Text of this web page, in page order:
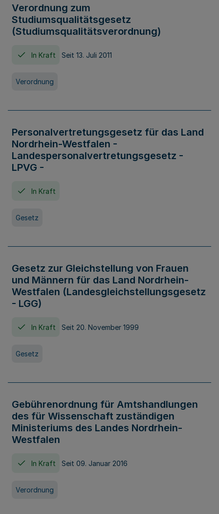
Verordnung zum
Studiumsqualitätsgesetz
(Studiumsqualitätsverordnung)
In Kraft Seit 13. Juli 2011
Verordnung
Personalvertretungsgesetz für das Land
Nordrhein-Westfalen -
Landespersonalvertretungsgesetz -
LPVG -
In Kraft
Gesetz
Gesetz zur Gleichstellung von Frauen
und Männern für das Land Nordrhein-
Westfalen (Landesgleichstellungsgesetz
- LGG)
In Kraft Seit 20. November 1999
Gesetz
Gebührenordnung für Amtshandlungen
des für Wissenschaft zuständigen
Ministeriums des Landes Nordrhein-
Westfalen
In Kraft Seit 09. Januar 2016
Verordnung